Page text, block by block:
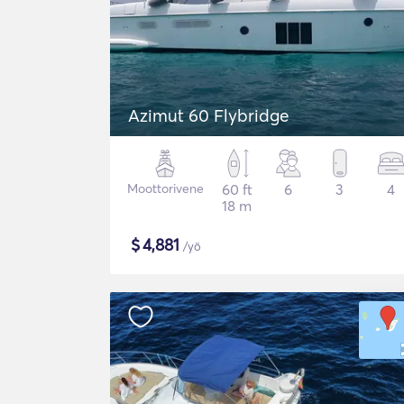
Azimut 60 Flybridge
Moottorivene
60 ft
18 m
6 3 4
$4,881 /yö